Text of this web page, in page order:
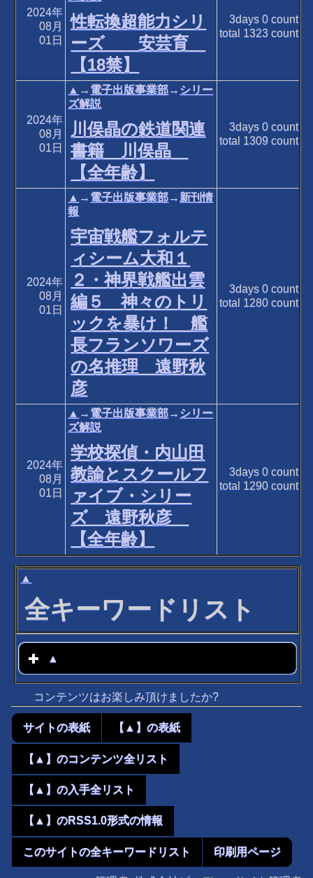
2024年
08月
01日
性転換超能力シリ
ーズ 安芸育
【18禁】
3days 0count
total 1323count
2024年
08月
01日
▲ → 電子出版事業部→ シリー
ズ解説
川俣晶の鉄道関連
書籍 川俣晶
【全年齢】
3days 0count
total 1309 count
2024年
08月
01日
▲ → 電子出版事業部→ 新刊情
報
宇宙戦艦フォルテ
ィシーム大和１
２・神界戦艦出雲
編５ 神々のトリ
ックを暴け！ 艦
長フランソワーズ
の名推理 遠野秋
彦
3days 0count
total 1280count
2024年
08月
01日
▲ → 電子出版事業部→ シリー
ズ解説
学校探偵・内山田
教諭とスクールフ
ァイブ・シリー
ズ 遠野秋彦
【全年齢】
3days 0count
total 1290count
▲
全キーワードリスト
▲
コンテンツはお楽しみ頂けましたか?
サイトの表紙 【▲】の表紙
【▲】のコンテンツ全リスト
【▲】の入手全リスト
【▲】のRSS1.0形式の情報
このサイトの全キーワードリスト 印刷用ページ